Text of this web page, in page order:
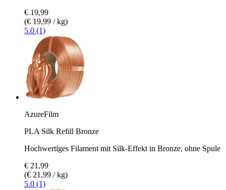
€ 19,99
(€ 19,99 / kg)
5.0 (1)
AzureFilm
PLA Silk Refill Bronze
Hochwertiges Filament mit Silk-Effekt in Bronze, ohne Spule
€ 21,99
(€ 21,99 / kg)
5.0 (1)